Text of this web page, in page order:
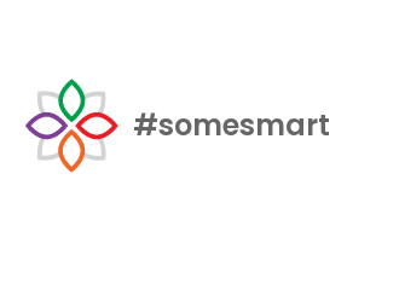
#somesmart